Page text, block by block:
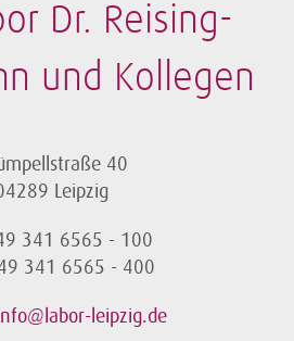
Dr. Reising-
und Kollegen
40
Leipzig
341 6565 - 100
341 6565 - 400
leipzig.de